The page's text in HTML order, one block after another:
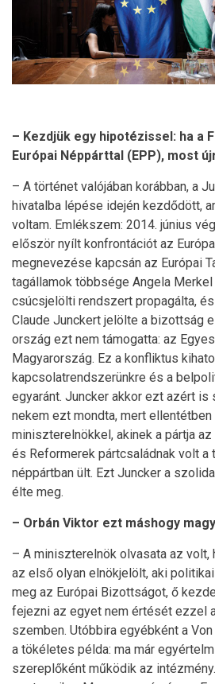
– Kezdjük egy hipotézissel: ha a
Európai Néppárttal (EPP), most
– A történet valójában korábban, a
hivatalba lépése idején kezdődött,
voltam. Emlékszem: 2014. június
először nyílt konfrontációt az
megnevezése kapcsán az Európai
tagállamok többsége Angela
csúcsjelölti rendszert propagálta,
Claude Junckert jelölte a bizottság
ország ezt nem támogatta: az
Magyarország. Ez a konfliktus
kapcsolatrendszerünkre és a
egyaránt. Juncker akkor ezt azért
nekem ezt mondta, mert
miniszterelnökkel, akinek a pártja
és Reformerek pártcsaládnak volt a
néppártban ült. Ezt Juncker a
élte meg.
– Orbán Viktor ezt máshogy
– A miniszterelnök olvasata az volt,
az első olyan elnökjelölt, aki
meg az Európai Bizottságot, ő
fejezni az egyet nem értését ezzel
szemben. Utóbbira egyébként a
a tökéletes példa: ma már
szereplőként működik az